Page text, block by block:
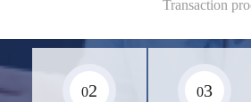
Transaction
02 03